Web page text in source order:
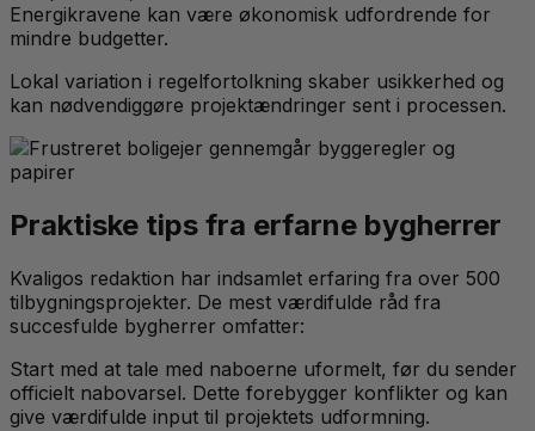
Energikravene kan være økonomisk udfordrende for
mindre budgetter.
Lokal variation i regelfortolkning skaber usikkerhed og
kan nødvendiggøre projektændringer sent i processen.
Praktiske tips fra erfarne bygherrer
Kvaligos redaktion har indsamlet erfaring fra over 500
tilbygningsprojekter. De mest værdifulde råd fra
succesfulde bygherrer omfatter:
Start med at tale med naboerne uformelt, før du sender
officielt nabovarsel. Dette forebygger konflikter og kan
give værdifulde input til projektets udformning.